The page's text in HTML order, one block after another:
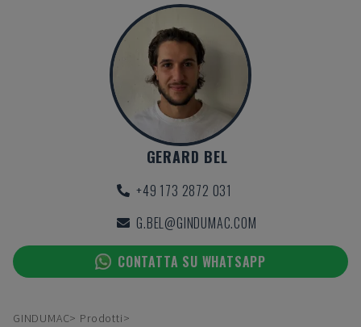
GERARD BEL
+49 173 2872 031
G.BEL@GINDUMAC.COM
CONTATTA SU WHATSAPP
GINDUMAC
Prodotti